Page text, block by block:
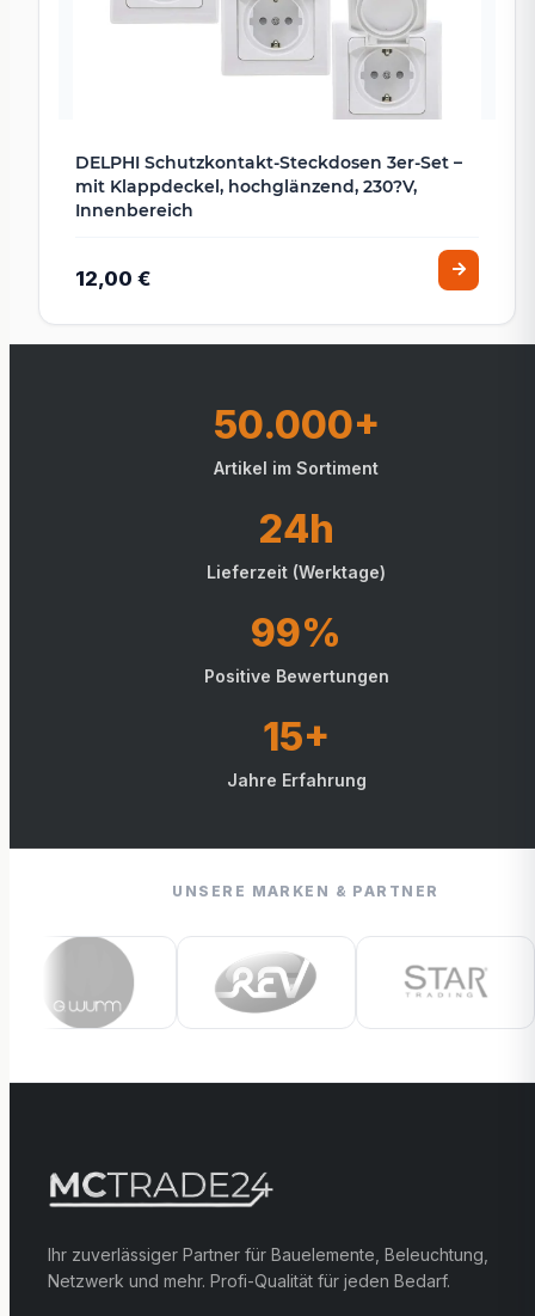
DELPHI Schutzkontakt-Steckdosen 3er-Set –
mit Klappdeckel, hochglänzend, 230?V,
Innenbereich
12,00 €
50.000+
Artikel im Sortiment
24h
Lieferzeit (Werktage)
99%
Positive Bewertungen
15+
Jahre Erfahrung
UNSERE MARKEN & PARTNER
Ihr zuverlässiger Partner für Bauelemente, Beleuchtung,
Netzwerk und mehr. Profi-Qualität für jeden Bedarf.